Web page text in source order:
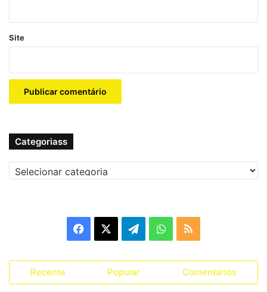
Benefícios possíveis
Mesmo sem treino, há indícios de que a creatina pode
ou em populações especiais (idosos, doenças) — por
exemplo, melhorar a sensibilidade à insulina ou
pessoas saudáveis, em doses recomendadas (3-5
Limitações / o quenãoacontece
muscular que costumam estar associados à creatina
dependem
de estímulo muscular. Em pessoas que
evidentes.
Se você não treina, a creatina não terá “sobre o que
Site
Categoriass
Categoriass
Facebook TelegramWhatsApp
RSS
Recente Popular Comentários